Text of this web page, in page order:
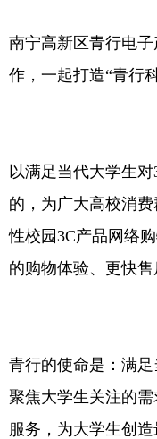
南宁高新区青行电
作，一起打造“青行
以满足当代大学生
的，为广大高校消
性校园3C产品网络
的购物体验、更快售
青行的使命是：满足
聚焦大学生关注的
服务，为大学生创造